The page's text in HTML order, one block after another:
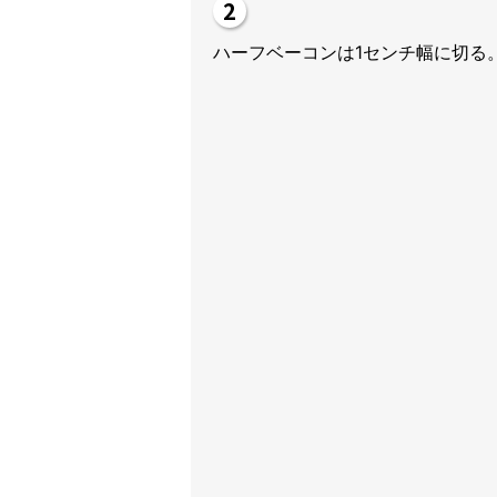
ハーフベーコンは1センチ幅に切る